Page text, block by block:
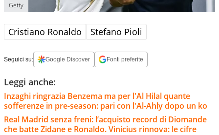
Getty
Cristiano Ronaldo Stefano Pioli
Seguici su: Google Discover Fonti preferite
Leggi anche:
Inzaghi ringrazia Benzema ma per l'Al Hilal quante
sofferenze in pre-season: pari con l'Al-Ahly dopo un ko
Real Madrid senza freni: l’acquisto record di Diomande
che batte Zidane e Ronaldo. Vinicius rinnova: le cifre